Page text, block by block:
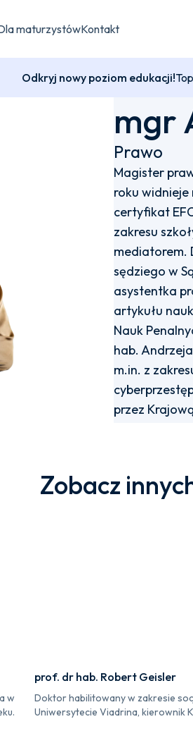
maturzystówKontakt
Odkryj nowy poziom edukacji!
mgr
Prawo
Magister
roku
certyfikat
zakresu
mediatorem.
sędziego w
asystentka
artykułu
Nauk
hab.
m.in. z
przez
Zobacz
w
prof. dr hab. Robert Geisler
Doktor habilitowany w zakresie
Uniwersytecie Viadrina, kierownik